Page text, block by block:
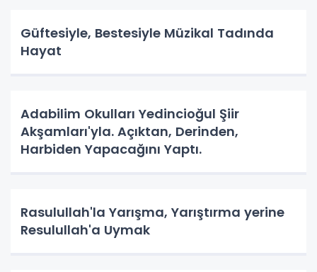
Güftesiyle, Bestesiyle Müzikal Tadında
Hayat
Adabilim Okulları Yedincioğul Şiir
Akşamları'yla. Açıktan, Derinden,
Harbiden Yapacağını Yaptı.
Rasulullah'la Yarışma, Yarıştırma yerine
Resulullah'a Uymak